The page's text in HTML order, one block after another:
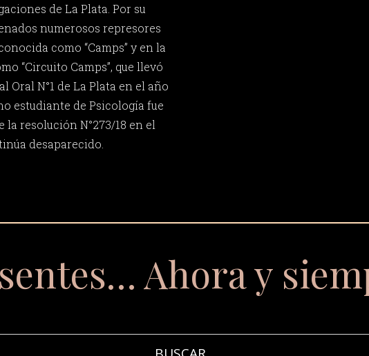
de La Plata. Por su
numerosos represores
como “Camps” y en la
“Circuito Camps”, que llevó
Oral N°1 de La Plata en el año
estudiante de Psicología fue
resolución N°273/18 en el
desaparecido.
Ahora y